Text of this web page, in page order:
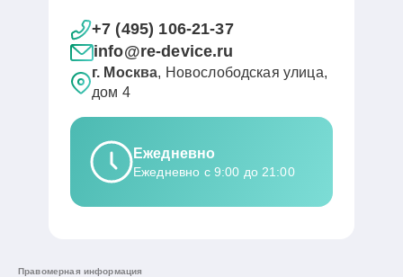
+7 (495) 106-21-37
info@re-device.ru
г. Москва, Новослободская улица,
дом 4
Ежедневно
Ежедневно с 9:00 до 21:00
Правомерная информация